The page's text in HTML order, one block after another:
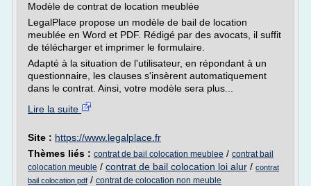
Modèle de contrat de location meublée
LegalPlace propose un modèle de bail de location
meublée en Word et PDF. Rédigé par des avocats, il suffit
de télécharger et imprimer le formulaire.
Adapté à la situation de l'utilisateur, en répondant à un
questionnaire, les clauses s'insèrent automatiquement
dans le contrat. Ainsi, votre modèle sera plus...
Lire la suite
Site : https://www.legalplace.fr
Thèmes liés : contrat de bail colocation meublee / contrat bail
colocation meuble / contrat de bail colocation loi alur / contrat
bail colocation pdf / contrat de colocation non meuble